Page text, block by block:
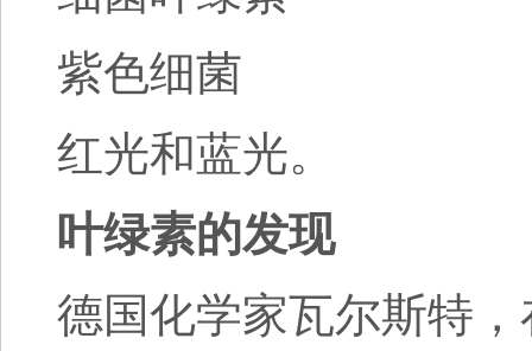
紫色细菌
红光和蓝光。
叶绿素的发现
德国化学家瓦尔斯特